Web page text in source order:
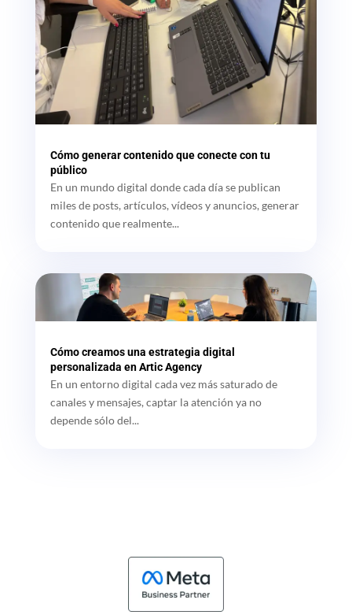
Cómo generar contenido que conecte con tu
público
En un mundo digital donde cada día se publican
miles de posts, artículos, vídeos y anuncios, generar
contenido que realmente...
Cómo creamos una estrategia digital
personalizada en Artic Agency
En un entorno digital cada vez más saturado de
canales y mensajes, captar la atención ya no
depende sólo del...